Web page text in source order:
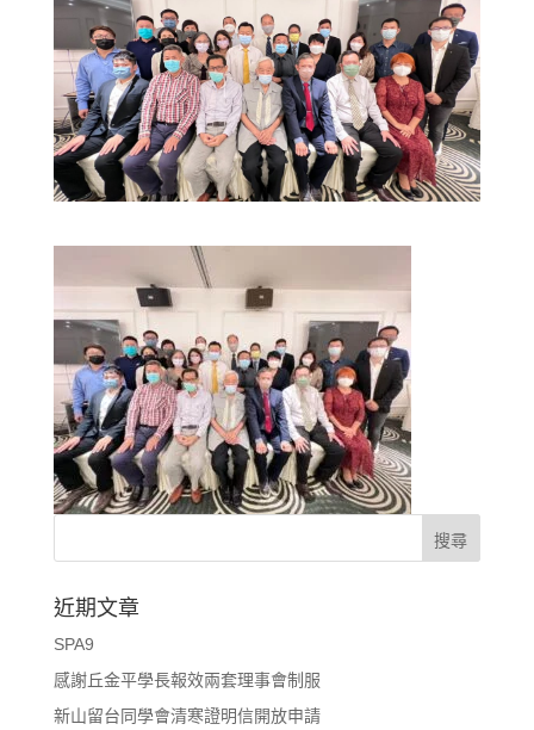
近期文章
SPA9
感謝丘金平學長報效兩套理事會制服
新山留台同學會清寒證明信開放申請